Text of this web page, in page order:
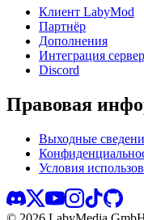
Клиент LabyMod
Партнёр
Дополнения
Интеграция
Discord
Правовая
Выходные
Условия